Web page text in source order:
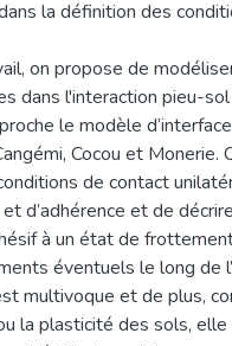
la définition des
on propose de
dans l'interaction pieu-
le modèle
Cocou et
de contact
d’adhérence et de
à un état de
éventuels le long de
multivoque et de plus,
la plasticité des sols, elle